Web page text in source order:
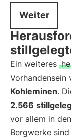
Weiter
Ein weiteres
Vorhandensein
Kohleminen.
2.566
vor allem in
Bergwerke